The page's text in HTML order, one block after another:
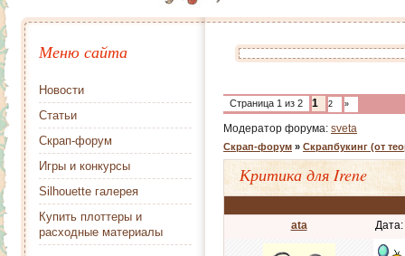
Меню сайта
Новости
Статьи
Скрап-форум
Игры и конкурсы
Silhouette галерея
Купить плоттеры и
расходные материалы
Страница 1 из 2 1 2 »
Модератор форума: sveta
Скрап-форум » Скрапбукинг (от
Критика для Irene
ata